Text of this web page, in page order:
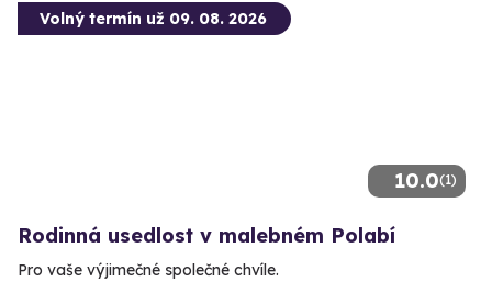
10.0(1)
Volný termín už 09. 08. 2026
Rodinná usedlost v malebném Polabí
Pro vaše výjimečné společné chvíle.